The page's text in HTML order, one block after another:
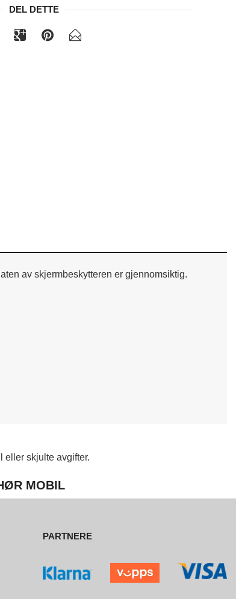
DEL DETTE
av skjermbeskytteren er gjennomsiktig.
eller skjulte avgifter.
MOBIL
PARTNERE